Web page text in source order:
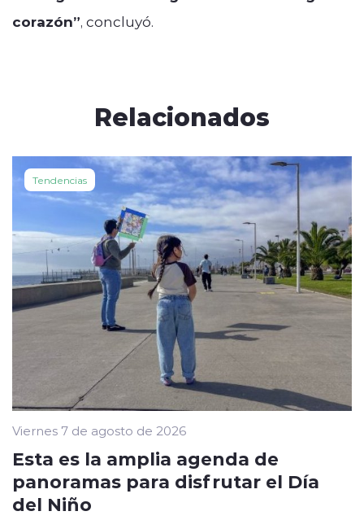
corazón”, concluyó.
Relacionados
Tendencias
Viernes 7 de agosto de 2026
Esta es la amplia agenda de
panoramas para disfrutar el Día
del Niño